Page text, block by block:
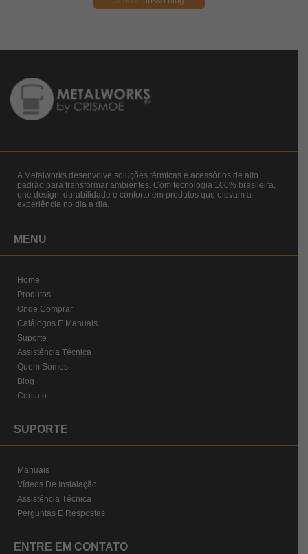
A Metalworks desenvolve soluções térmicas e acessórios de alto
padrão para transformar ambientes. Com tecnologia 100% brasileira,
une design, durabilidade e conforto em produtos que elevam a
experiência no dia a dia.
MENU
Home
Produtos
Onde Comprar
Catálogos E Manuais
Suporte
Assistência Técnica
Quem Somos
Blog
Contato
SUPORTE
Manuais
Vídeos De Instalação
Assistência Técnica
Perguntas E Respostas
ENTRE EM CONTATO